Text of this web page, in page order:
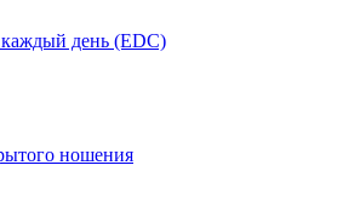
день (EDC)
ношения